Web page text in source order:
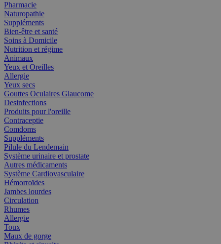
Pharmacie
Naturopathie
Suppléments
Bien-être et santé
Soins à Domicile
Nutrition et régime
Animaux
Yeux et Oreilles
Allergie
Yeux secs
Gouttes Oculaires Glaucome
Desinfections
Produits pour l'oreille
Contraceptie
Comdoms
Suppléments
Pilule du Lendemain
Système urinaire et prostate
Autres médicaments
Système Cardiovasculaire
Hémorroïdes
Jambes lourdes
Circulation
Rhumes
Allergie
Toux
Maux de gorge